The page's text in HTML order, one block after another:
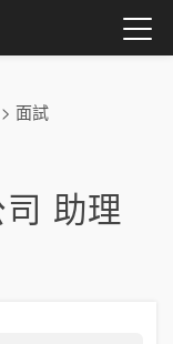
> 面試
助理